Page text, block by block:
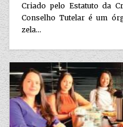
Criado pelo Estatuto da
Conselho Tutelar é um
zela...